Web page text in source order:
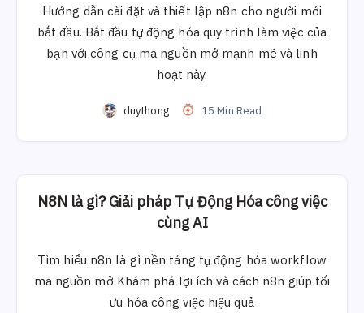
Hướng dẫn cài đặt và thiết lập n8n cho người mới
bắt đầu. Bắt đầu tự động hóa quy trình làm việc của
bạn với công cụ mã nguồn mở mạnh mẽ và linh
hoạt này.
duythong 15 Min Read
N8N là gì? Giải pháp Tự Động Hóa công việc
cùng AI
Tìm hiểu n8n là gì nền tảng tự động hóa workflow
mã nguồn mở Khám phá lợi ích và cách n8n giúp tối
ưu hóa công việc hiệu quả